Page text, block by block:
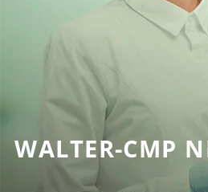
WALTER-CMP